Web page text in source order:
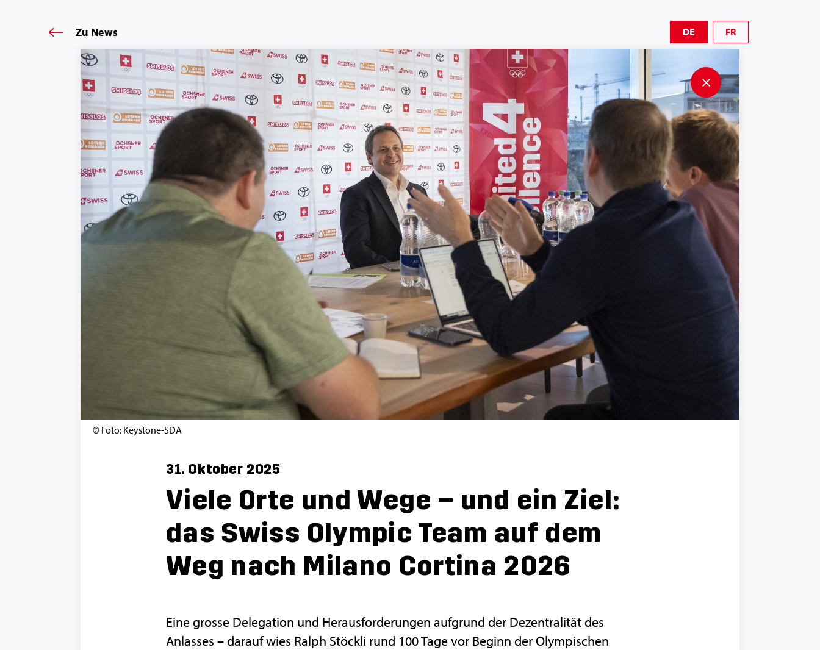
Zu News DE FR
© Foto: Keystone-SDA
31. Oktober 2025
Viele Orte und Wege – und ein Ziel:
das Swiss Olympic Team auf dem
Weg nach Milano Cortina 2026
Eine grosse Delegation und Herausforderungen aufgrund der Dezentralität des
Anlasses – darauf wies Ralph Stöckli rund 100 Tage vor Beginn der Olympischen